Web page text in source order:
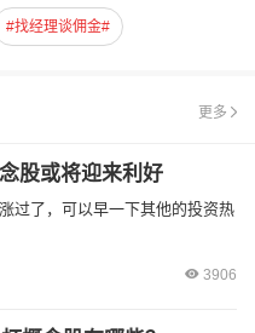
#找经理谈佣金#
更多
股或将迎来利好
过了，可以早一下其他的投资热
3906